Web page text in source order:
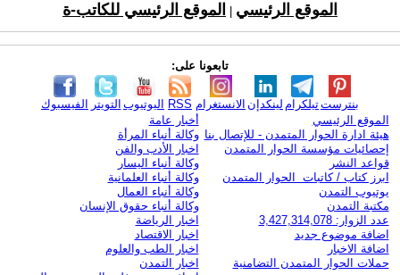
الموقع الرئيسي الموقع الرئيسي للكاتب-ة
تابعونا على:
الفيسبوك التويتر اليوتيوب RSS الانستغرام لينكدإن تيلكرامبنترست
الموقع الرئيسي
هيئة ادارة الحوار المتمدن - للإتصال بنا
إحصائيات مؤسسة الحوار المتمدن
قواعد النشر
ابرز كتاب / كاتبات الحوار المتمدن
يوتيوب التمدن
مكتبة التمدن
عدد الزوار: 3,427,314,078
اضافة موضوع جديد
اضافة الاخبار
حملات الحوار المتمدن التضامنية
أخبار عامة
وكالة أنباء المرأة
اخبار الأدب والفن
وكالة أنباء اليسار
وكالة أنباء العلمانية
وكالة أنباء العمال
وكالة أنباء حقوق الإنسان
اخبار الرياضة
اخبار الاقتصاد
اخبار الطب والعلوم
اخبار التمدن